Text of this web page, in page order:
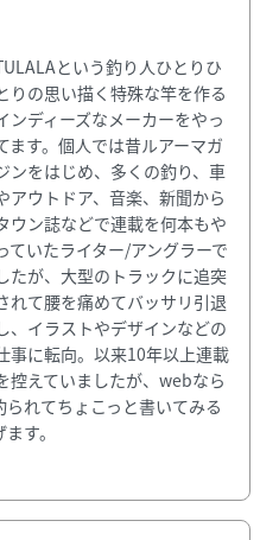
という釣り人ひとりひ
りの思い描く特殊な竿を作る
ンディーズなメーカーをやっ
ます。個人では昔ルアーマガ
ンをはじめ、多くの釣り、車
アウトドア、音楽、新聞から
ウン誌などで連載を何本もや
ていたライター/アングラーで
たが、大型のトラックに追突
れて腰を痛めてバッサリ引退
、イラストやデザインなどの
事に転向。以来10年以上連載
控えていましたが、webなら
れてちょこっと書いてみる
す。